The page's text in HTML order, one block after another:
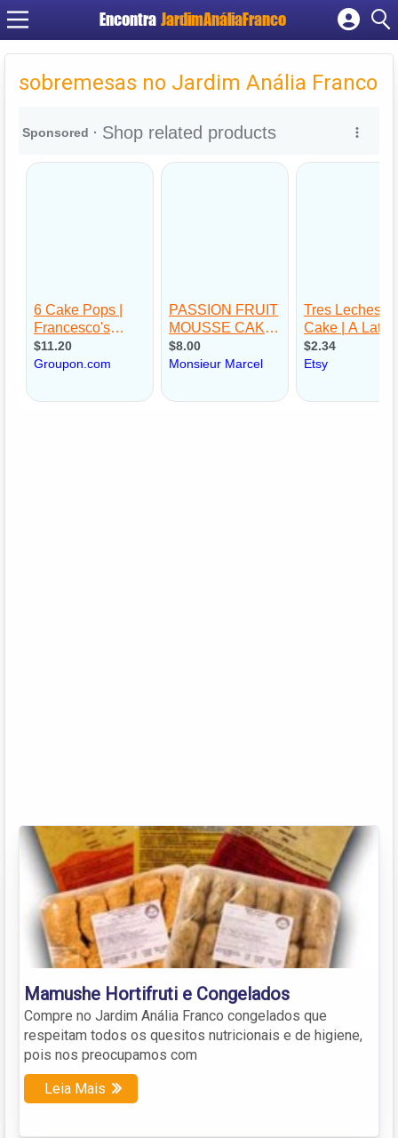
Encontra JardimAnáliaFranco
Cadastrar empresa
Criar conta
sobremesas no Jardim Anália Franco
Mamushe Hortifruti e Congelados
Compre no Jardim Anália Franco congelados que
respeitam todos os quesitos nutricionais e de higiene,
pois nos preocupamos com
Leia Mais